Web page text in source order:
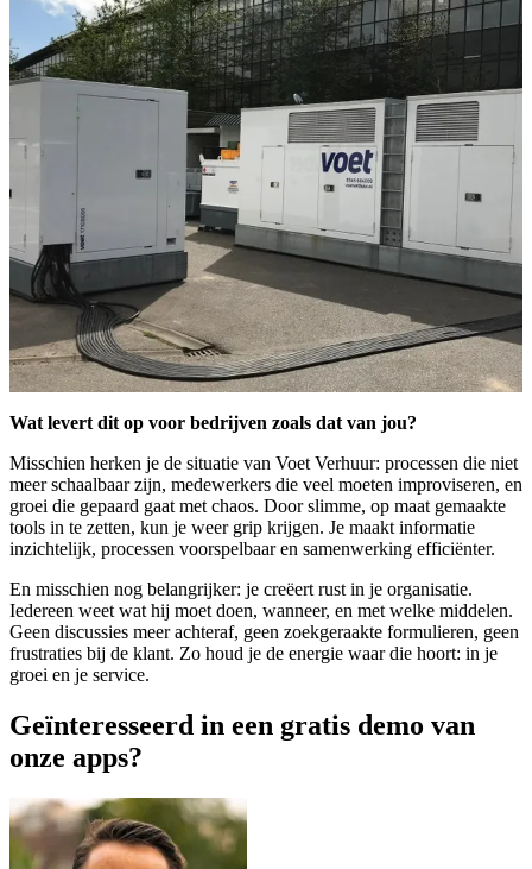
Wat levert dit op voor bedrijven zoals dat van jou?
Misschien herken je de situatie van Voet Verhuur: processen die niet
meer schaalbaar zijn, medewerkers die veel moeten improviseren, en
groei die gepaard gaat met chaos. Door slimme, op maat gemaakte
tools in te zetten, kun je weer grip krijgen. Je maakt informatie
inzichtelijk, processen voorspelbaar en samenwerking efficiënter.
En misschien nog belangrijker: je creëert rust in je organisatie.
Iedereen weet wat hij moet doen, wanneer, en met welke middelen.
Geen discussies meer achteraf, geen zoekgeraakte formulieren, geen
frustraties bij de klant. Zo houd je de energie waar die hoort: in je
groei en je service.
Geïnteresseerd in een gratis demo van
onze apps?